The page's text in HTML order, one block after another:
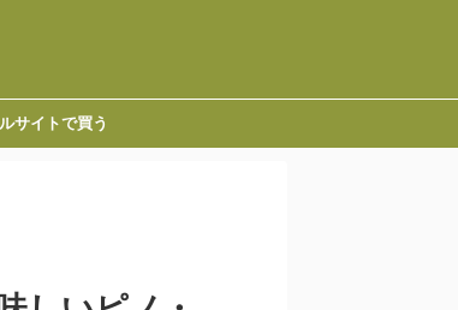
サイトで買う